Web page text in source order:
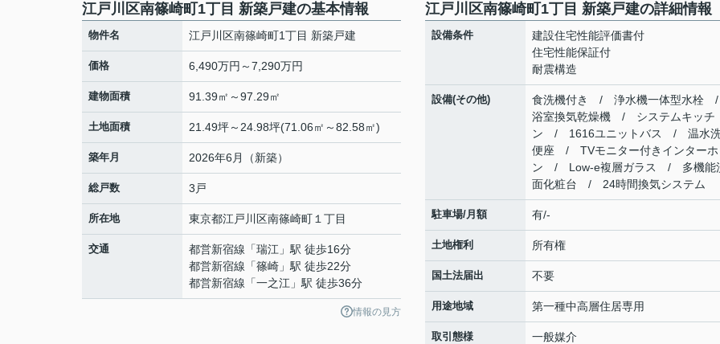
江戸川区南篠崎町1丁目 新築戸建の基本情報
物件名 江戸川区南篠崎町1丁目 新築戸建
価格 6,490万円～7,290万円
建物面積 91.39㎡～97.29㎡
土地面積 21.49坪～24.98坪(71.06㎡～82.58㎡)
築年月 2026年6月（新築）
総戸数 3戸
所在地 東京都江戸川区南篠崎町 １丁目
交通 都営新宿線 「瑞江 」駅 徒歩16分
都営新宿線 「篠崎 」駅 徒歩22分
都営新宿線 「一之江 」駅 徒歩36分
情報の見方
江戸川区南篠崎町1丁目 新築戸建の詳細情報
設備条件
建設住宅性能評価書付
住宅性能保証付
耐震構造
設備(その他)
食洗機付き / 浄水機一体型水
浴室換気乾燥機 / システムキッチ
ン / 1616ユニットバス / 温水
便座 / TVモニター付きインターホ
ン / Low-e複層ガラス / 多機能
面化粧台 / 24時間換気システム
駐車場/月額 有/-
土地権利 所有権
国土法届出 不要
用途地域 第一種中高層住居専用
取引態様 一般媒介